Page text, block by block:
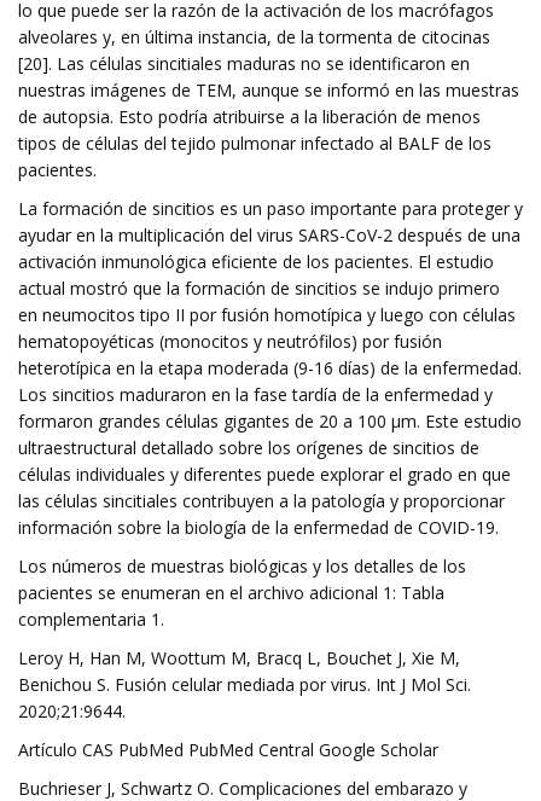
lo que puede ser la razón de la activación de los macrófagos
alveolares y, en última instancia, de la tormenta de citocinas
[20]. Las células sincitiales maduras no se identificaron en
nuestras imágenes de TEM, aunque se informó en las muestras
de autopsia. Esto podría atribuirse a la liberación de menos
tipos de células del tejido pulmonar infectado al BALF de los
pacientes.
La formación de sincitios es un paso importante para proteger y
ayudar en la multiplicación del virus SARS-CoV-2 después de una
activación inmunológica eficiente de los pacientes. El estudio
actual mostró que la formación de sincitios se indujo primero
en neumocitos tipo II por fusión homotípica y luego con células
hematopoyéticas (monocitos y neutrófilos) por fusión
heterotípica en la etapa moderada (9-16 días) de la enfermedad.
Los sincitios maduraron en la fase tardía de la enfermedad y
formaron grandes células gigantes de 20 a 100 μm. Este estudio
ultraestructural detallado sobre los orígenes de sincitios de
células individuales y diferentes puede explorar el grado en que
las células sincitiales contribuyen a la patología y proporcionar
información sobre la biología de la enfermedad de COVID-19.
Los números de muestras biológicas y los detalles de los
pacientes se enumeran en el archivo adicional 1: Tabla
complementaria 1.
Leroy H, Han M, Woottum M, Bracq L, Bouchet J, Xie M,
Benichou S. Fusión celular mediada por virus. Int J Mol Sci.
2020;21:9644.
Artículo CAS PubMed PubMed Central Google Scholar
Buchrieser J, Schwartz O. Complicaciones del embarazo y